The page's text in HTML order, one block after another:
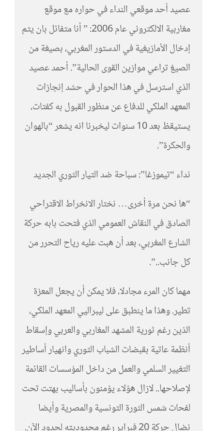
عصيد أحد موقعي النداء في حواره مع موقع
مغاربية الالكتروني عام 2006: ” أنا متفائل بان يتم
إدخال الأمازيغية في الدستور المغربي، بصيغة من
الصيغ تراعي موازين القوى الحالية”. أحمد عصيد
الذي استرسل في هذا الحوار في حشد إنجازات
المعهد الملكي للدفاع عن منظور القبول به كفتات،
يستيقظ بعد 10 سنوات ليخبرنا انه يشعر “بالهوان
والحكرة”.
نداء “تيموزغا”: سباحة ضد التيار الثوري الجديد
“ها نحن مرة أخرى… نختار الانخراط الاقتراحي
الصادق في النقاش العمومي الذي فتحت بابه حركة
الشارع المغربي، بعد أن هبت عليه رياح التحرر من
كل جانب..”.
مهما كان المرء مجادلا، فلا يمكن أن يجعل المعزة
تطير. وهذا ما ينطبق على ليبراليي المعهد الملكي،
الذين رغم ثورية المشهد المغاربي والعربي وإسقاط
أنظمة عاتية بقبضات الشباب الثوري وانهيار أساطير
التغيير السلمي والعمل من داخل المؤسسات القائمة
لإصلاحها.. لازال هؤلاء يؤمنون بأساليب بهتت تحت
لفحات شمس الثورة التونسية والمصرية وأيضا